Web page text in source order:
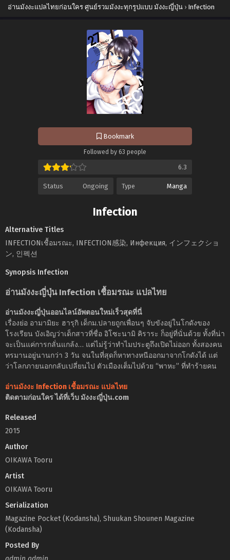
อ่านมังงะแปลไทยก่อนใคร ศูนย์รวมมังงะทุกรูปแบบ มังงะญี่ปุ่น › Infection
Bookmark
Followed by 63 people
6.3
Status Ongoing Type Manga
Infection
Alternative Titles
INFECTIONเชื้อมรณะ, INFECTION感染, Инфекция, インフェクショ
ン, 인펙션
Synopsis Infection
อ่านมังงะญี่ปุ่น Infection เชื้อมรณะ แปลไทย
อ่านมังงะญี่ปุ่นออนไลน์อัพตอนใหม่เร็วสุดที่นี่
เรื่องย่อ อามามิยะ ฮารุกิ เด็กม.ปลายถูกเพื่อนๆ จับขังอยู่ในโกดังของ
โรงเรียน บังเอิญว่าเด็กสาวที่ชื่อ อิโซะนามิ คิราระ ก็อยู่ที่นั่นด้วย ทั้งที่น่า
จะเป็นแค่การกลั่นแกล้ง… แต่ไม่รู้ว่าทำไมประตูถึงเปิดไม่ออก ทั้งสองคน
ทรมานอยู่นานกว่า 3 วัน จนในที่สุดก็หาทางหนีออกมาจากโกดังได้ แต่
ว่าโลกภายนอกกลับเปลี่ยนไป ตัวเมืองเต็มไปด้วย “พาหะ” ที่ทำร้ายคน
อ่านมังงะ Infection เชื้อมรณะ แปลไทย
ติดตามก่อนใคร ได้ที่เว็บ มังงะญี่ปุ่น.com
Released
2015
Author
OIKAWA Tooru
Artist
OIKAWA Tooru
Serialization
Magazine Pocket (Kodansha), Shuukan Shounen Magazine
(Kodansha)
Posted By